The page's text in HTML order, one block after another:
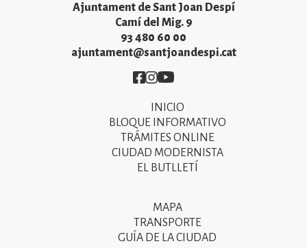
Ajuntament de Sant Joan Despí
Camí del Mig. 9
93 480 60 00
ajuntament@santjoandespi.cat
Imatge
Imatge
Imatge
INICIO
BLOQUE INFORMATIVO
TRÁMITES ONLINE
CIUDAD MODERNISTA
EL BUTLLETÍ
MAPA
TRANSPORTE
GUÍA DE LA CIUDAD